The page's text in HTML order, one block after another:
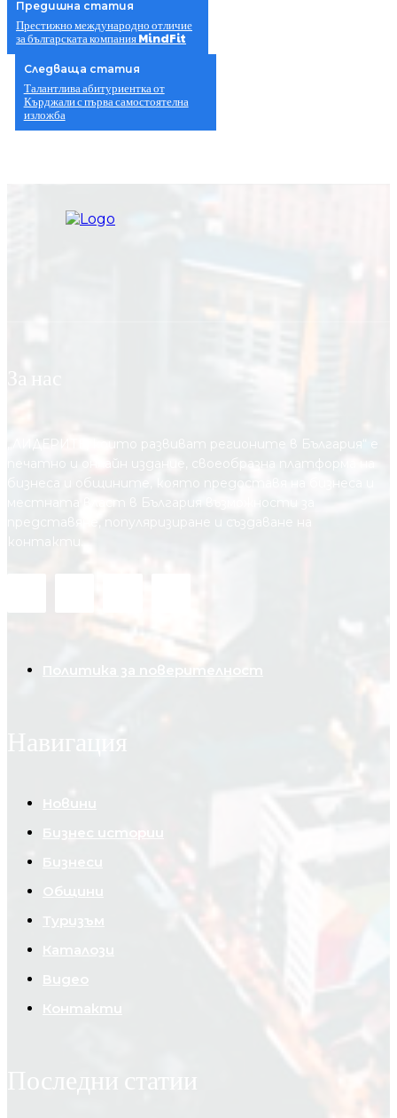
Предишна статия
Престижно международно отличие
за българската компания MindFit
Следваща статия
Талантлива абитуриентка от
Кърджали с първа самостоятелна
изложба
„ЛИДЕРИТЕ, които развиват регионите в България“ е
печатно и онлайн издание, своеобразна платформа на
бизнеса и общините, която предоставя на бизнесa и
контакти.
Политика за поверителност
Навигация
Новини
Бизнес истории
Последни статии